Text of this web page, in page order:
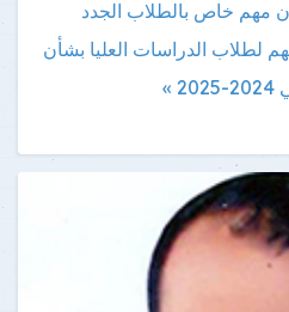
مهم خاص بالطلاب الجدد
لطلاب الدراسات العليا بشأن